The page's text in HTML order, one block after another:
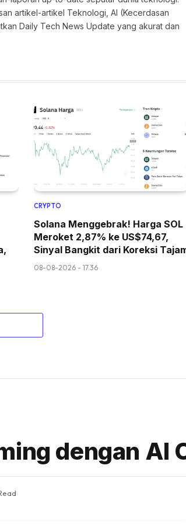
artikel-artikel Teknologi, AI (Kecerdasan
Daily Tech News Update yang akurat dan
CRYPTO
Solana Menggebrak! Harga SOL
Meroket 2,87% ke US$74,67,
Sinyal Bangkit dari Koreksi
08-08-2026 - 17.36
dengan AI